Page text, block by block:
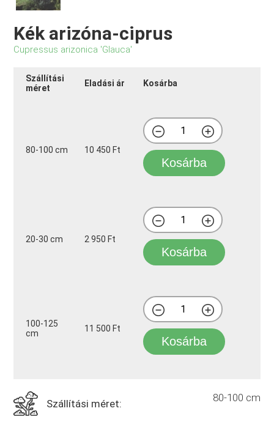
Kék arizóna-ciprus
Cupressus arizonica 'Glauca'
Szállítási
méret
Eladási ár Kosárba
80-100 cm 10 450 Ft
Kosárba
20-30 cm 2 950 Ft
Kosárba
100-125
cm
11 500 Ft
Kosárba
Szállítási méret: 80-100 cm